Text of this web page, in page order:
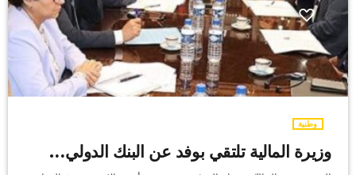
وطنية
وزيرة المالية تلتقي بوفد عن البنك الدولي…